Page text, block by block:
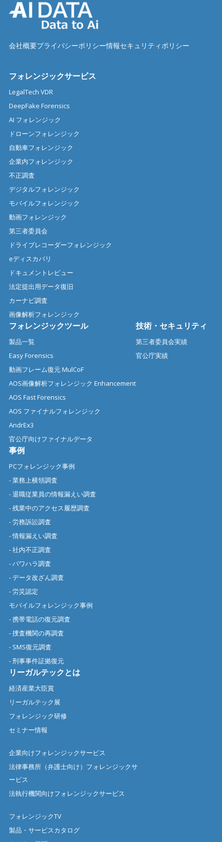
会社概要プライバシーポリシー情報セキュリティポリシー
フォレンジックサービス
LegalTech VDR
DeepFake Forensics
AI フォレンジック
ドローンフォレンジック
自動車フォレンジック
企業内フォレンジック
不正調査
デジタルフォレンジック
モバイルフォレンジック
動画フォレンジック
第三者委員会
ドライブレコーダーフォレンジック
eディスカバリ
ドキュメントレビュー
法定提出用データ復旧
カーナビ調査
画像解析フォレンジック
フォレンジックツール
製品一覧
Easy Forensics
動画フレーム復元 MulCoF
AOS画像解析フォレンジック Enhancement
AOS Fast Forensics
AOS ファイナルフォレンジック
AndrEx3
官公庁向けファイナルデータ
技術・セキュリティ
第三者委員会実績
官公庁実績
事例
PCフォレンジック事例
- 業務上横領調査
- 退職従業員の情報漏えい調査
- 残業中のアクセス履歴調査
- 労務訴訟調査
- 情報漏えい調査
- 社内不正調査
- パワハラ調査
- データ改ざん調査
- 労災認定
モバイルフォレンジック事例
- 携帯電話の復元調査
- 捜査機関の再調査
- SMS復元調査
- 刑事事件証拠復元
リーガルテックとは
経済産業大臣賞
リーガルテック展
フォレンジック研修
セミナー情報
企業向けフォレンジックサービス
法律事務所（弁護士向け）フォレンジックサ
ービス
法執行機関向けフォレンジックサービス
フォレンジックTV
製品・サービスカタログ